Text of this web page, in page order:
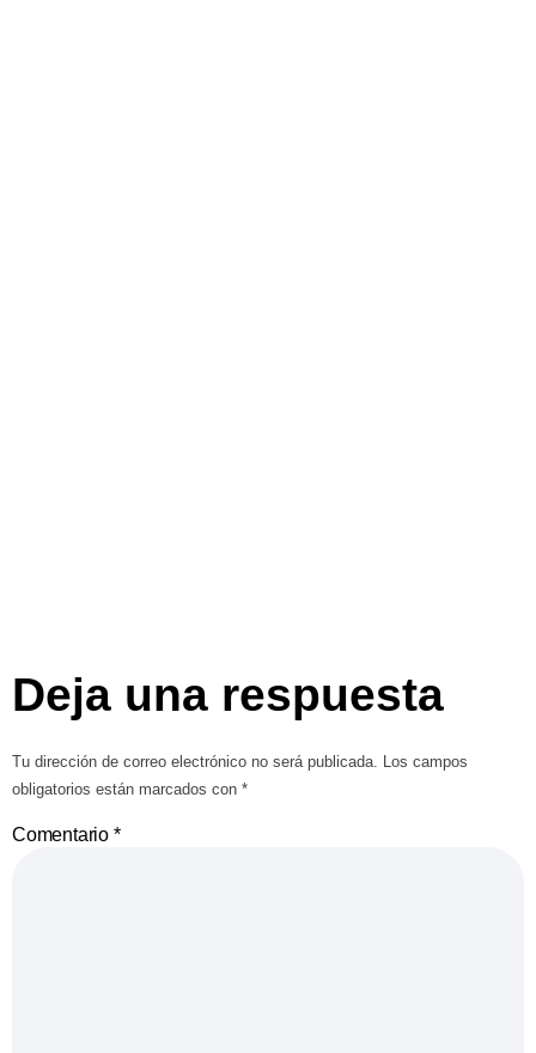
Deja una respuesta
Tu dirección de correo electrónico no será publicada. Los campos
obligatorios están marcados con *
Comentario *